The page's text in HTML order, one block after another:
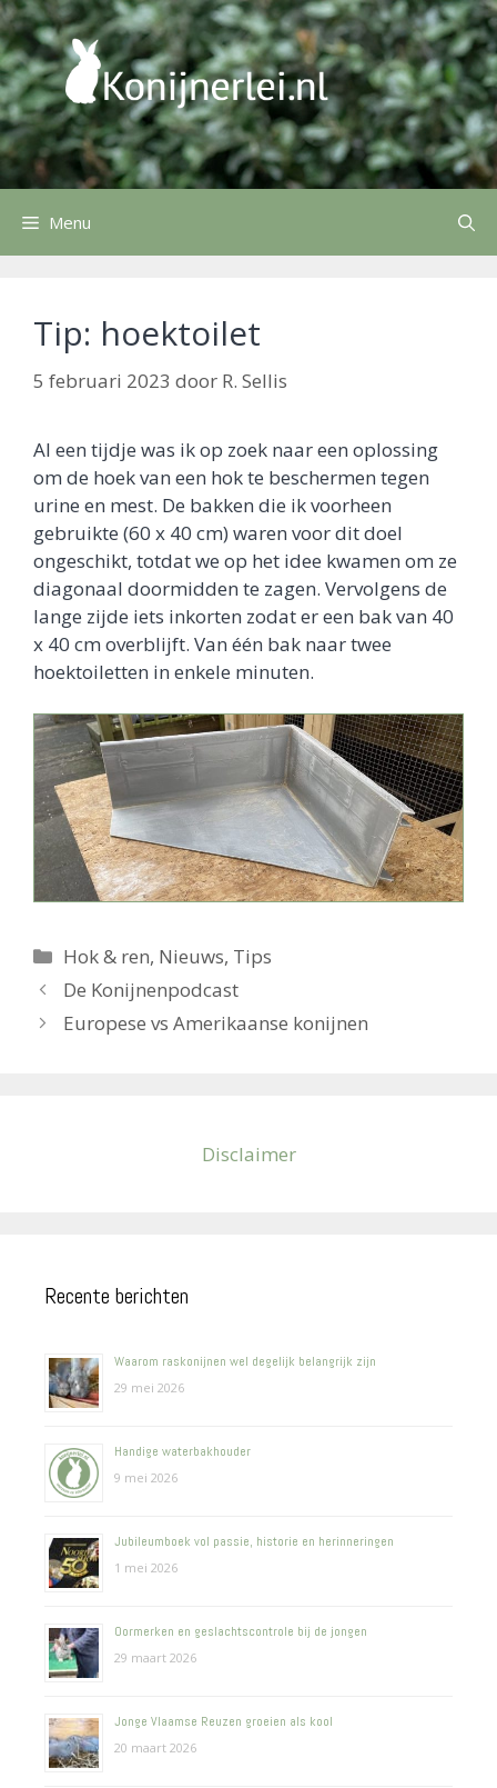
Ga
naar
de
inhoud
Menu
Tip: hoektoilet
5 februari 2023 door R. Sellis
Al een tijdje was ik op zoek naar een oplossing
om de hoek van een hok te beschermen tegen
urine en mest. De bakken die ik voorheen
gebruikte (60 x 40 cm) waren voor dit doel
ongeschikt, totdat we op het idee kwamen om ze
diagonaal doormidden te zagen. Vervolgens de
lange zijde iets inkorten zodat er een bak van 40
x 40 cm overblijft. Van één bak naar twee
hoektoiletten in enkele minuten.
Categorieën
Hok & ren, Nieuws, Tips
De Konijnenpodcast
Europese vs Amerikaanse konijnen
Disclaimer
Recente berichten
Waarom raskonijnen wel degelijk belangrijk zijn
29 mei 2026
Handige waterbakhouder
9 mei 2026
Jubileumboek vol passie, historie en herinneringen
1 mei 2026
Oormerken en geslachtscontrole bij de jongen
29 maart 2026
Jonge Vlaamse Reuzen groeien als kool
20 maart 2026